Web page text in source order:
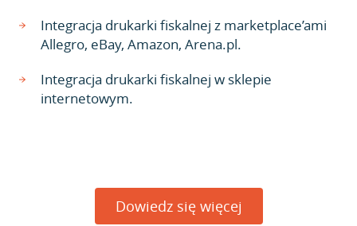
Integracja drukarki fiskalnej z marketplace’ami
Allegro, eBay, Amazon, Arena.pl.
Integracja drukarki fiskalnej w sklepie
internetowym.
Dowiedz się więcej